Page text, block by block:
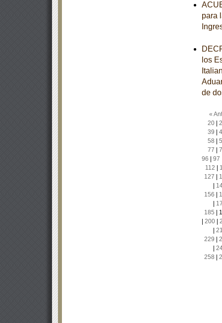
para
los
de
«
20|
39
58
77
96
97
112
127
156
185
200|
229
258